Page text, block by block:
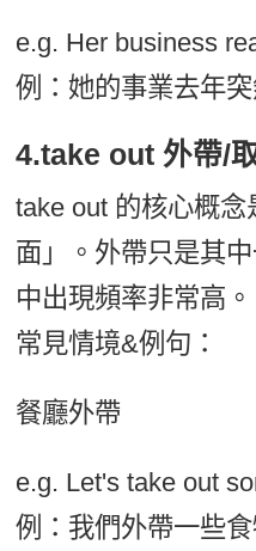
e.g. Her business
例：她的事業去年突
4.take out 外帶/
take out 的核心概
面」。外帶只是其
中出現頻率非常高。
常見情境&例句：
餐廳外帶
e.g. Let's take out
例：我們外帶一些食